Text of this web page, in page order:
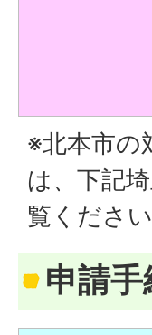
※北本市の
は、下記
覧ください
申請手